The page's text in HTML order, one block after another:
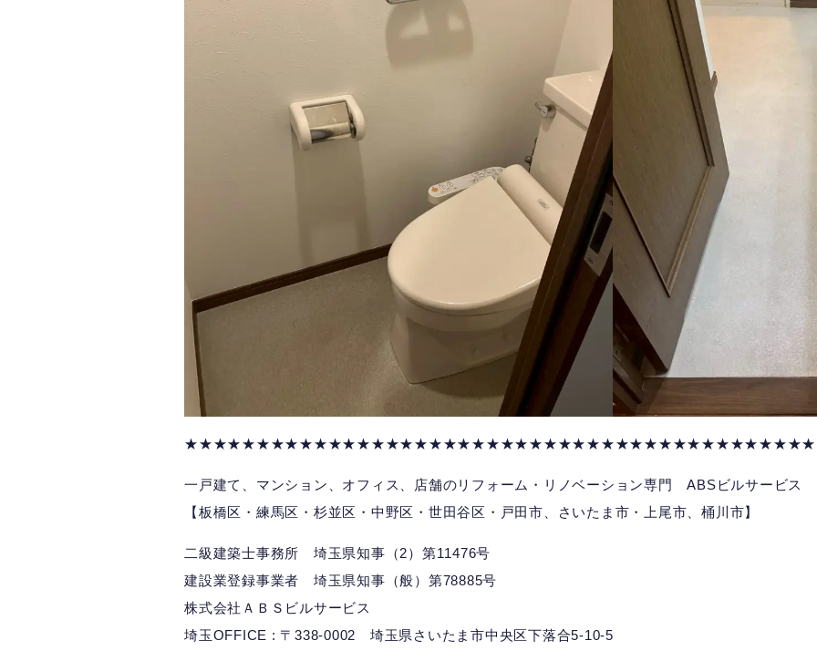
★★★★★★★★★★★★★★★★★★★★★★★★★★★★★★★★★★★★★★★★★★★★
一戸建て、マンション、オフィス、店舗のリフォーム・リノベーション専門 ABSビルサービス
【板橋区・練馬区・杉並区・中野区・世田谷区・戸田市、さいたま市・上尾市、桶川市】
二級建築士事務所 埼玉県知事（2）第11476号
建設業登録事業者 埼玉県知事（般）第78885号
株式会社ＡＢＳビルサービス
埼玉OFFICE : 〒338-0002 埼玉県さいたま市中央区下落合5-10-5